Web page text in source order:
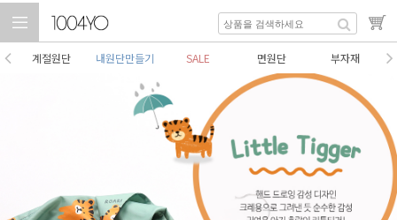
계절원단 내원단만들기 SALE 면원단 부자재